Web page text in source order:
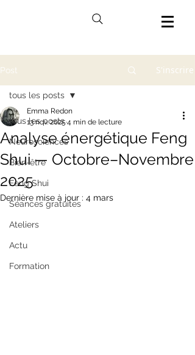
Post S'inscrire
tous les posts
Neurosciences
Bien-être
Feng Shui
Séances gratuites
Ateliers
Actu
Formation
tous les posts
Analyse énergétique Feng
Shui — Octobre–Novembre
2025
Emma Redon
13 nov. 2025 4 min de lecture
Dernière mise à jour : 4 mars